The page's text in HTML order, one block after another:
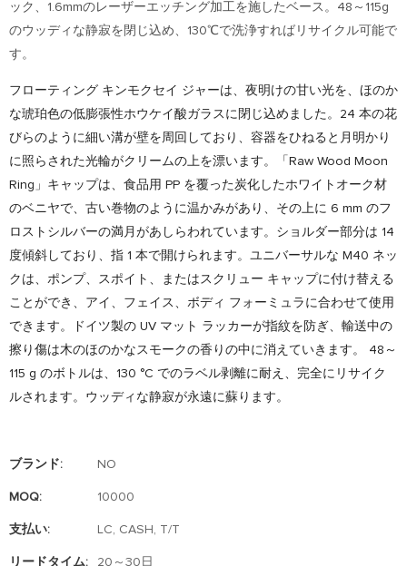
ック、1.6mmのレーザーエッチング加工を施したベース。48～115g
のウッディな静寂を閉じ込め、130℃で洗浄すればリサイクル可能で
す。
フローティング キンモクセイ ジャーは、夜明けの甘い光を、ほのか
な琥珀色の低膨張性ホウケイ酸ガラスに閉じ込めました。24 本の花
びらのように細い溝が壁を周回しており、容器をひねると月明かり
に照らされた光輪がクリームの上を漂います。「Raw Wood Moon
Ring」キャップは、食品用 PP を覆った炭化したホワイトオーク材
のベニヤで、古い巻物のように温かみがあり、その上に 6 mm のフ
ロストシルバーの満月があしらわれています。ショルダー部分は 14
度傾斜しており、指 1 本で開けられます。ユニバーサルな M40 ネッ
クは、ポンプ、スポイト、またはスクリュー キャップに付け替える
ことができ、アイ、フェイス、ボディ フォーミュラに合わせて使用​​
できます。ドイツ製の UV マット ラッカーが指紋を防ぎ、輸送中の
擦り傷は木のほのかなスモークの香りの中に消えていきます。 48～
115 g のボトルは、130 °C でのラベル剥離に耐え、完全にリサイク
ルされます。ウッディな静寂が永遠に蘇ります。
ブランド: NO
MOQ: 10000
支払い: LC, CASH, T/T
リードタイム: 20～30日